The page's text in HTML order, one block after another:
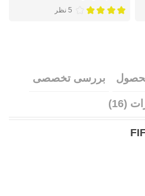
5 نظر
بررسی تخصصی
(16)